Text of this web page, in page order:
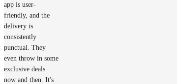
app is user-
friendly, and the
delivery is
consistently
punctual. They
even throw in some
exclusive deals
now and then. It's